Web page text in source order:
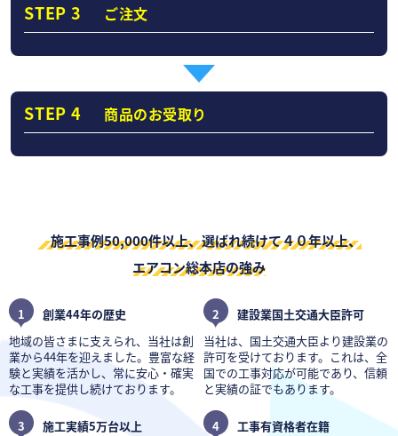
STEP 3 ご注文
STEP 4 商品のお受取り
施工事例50,000件以上、選ばれ続けて４０年以上、
エアコン総本店の強み
1
創業44年の歴史
地域の皆さまに支えられ、当社は創
業から44年を迎えました。豊富な経
験と実績を活かし、常に安心・確実
な工事を提供し続けております。
2
建設業国土交通大臣許可
当社は、国土交通大臣より建設業の
許可を受けております。これは、全
国での工事対応が可能であり、信頼
と実績の証でもあります。
3
施工実績5万台以上
4
工事有資格者在籍